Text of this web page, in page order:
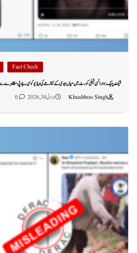
Fact Check
فیکٹ چیک: وارانسی فیملی کورٹ میں میاں بیوی کے تنازعے کی ویڈیو کو سی جے پی مظاہرے سے
Khushboo Singh
جولائی 30, 2026 0